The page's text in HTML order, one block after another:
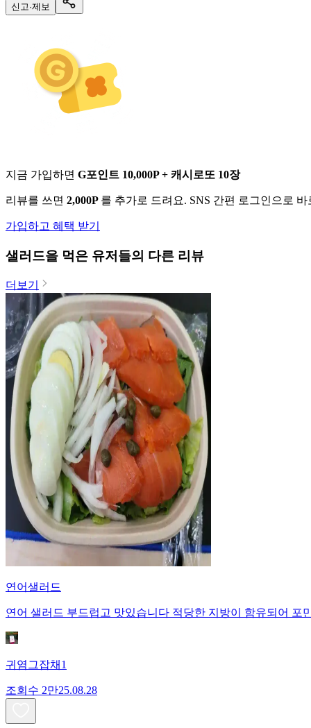
신고·제보
지금 가입하면 G포인트 10,000P + 캐시로또 10장
리뷰를 쓰면 2,000P 를 추가로 드려요. SNS 간편 로그인으로
가입하고 혜택 받기
샐러드을 먹은 유저들의 다른 리뷰
더보기
연어샐러드
연어 샐러드 부드럽고 맛있습니다 적당한 지방이 함유되어
귀염그잡채1
조회수 2만25.08.28